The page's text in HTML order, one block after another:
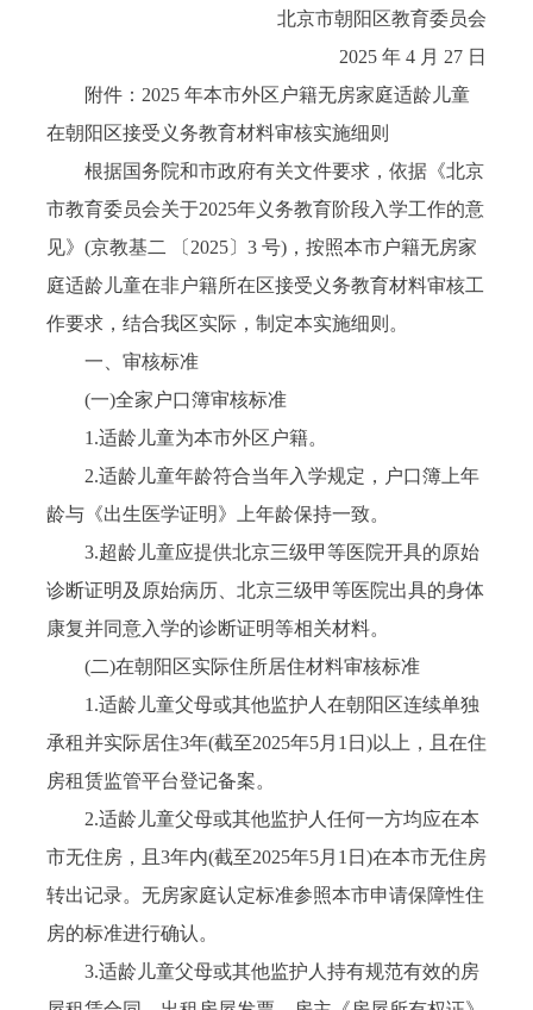
北京市朝阳区教育委员会
2025 年 4 月 27 日
附件：2025 年本市外区户籍无房家庭适龄儿童
在朝阳区接受义务教育材料审核实施细则
根据国务院和市政府有关文件要求，依据《北京
市教育委员会关于2025年义务教育阶段入学工作的意
见》(京教基二 〔2025〕3 号)，按照本市户籍无房家
庭适龄儿童在非户籍所在区接受义务教育材料审核工
作要求，结合我区实际，制定本实施细则。
一、审核标准
(一)全家户口簿审核标准
1.适龄儿童为本市外区户籍。
2.适龄儿童年龄符合当年入学规定，户口簿上年
龄与《出生医学证明》上年龄保持一致。
3.超龄儿童应提供北京三级甲等医院开具的原始
诊断证明及原始病历、北京三级甲等医院出具的身体
康复并同意入学的诊断证明等相关材料。
(二)在朝阳区实际住所居住材料审核标准
1.适龄儿童父母或其他监护人在朝阳区连续单独
承租并实际居住3年(截至2025年5月1日)以上，且在住
房租赁监管平台登记备案。
2.适龄儿童父母或其他监护人任何一方均应在本
市无住房，且3年内(截至2025年5月1日)在本市无住房
转出记录。无房家庭认定标准参照本市申请保障性住
房的标准进行确认。
3.适龄儿童父母或其他监护人持有规范有效的房